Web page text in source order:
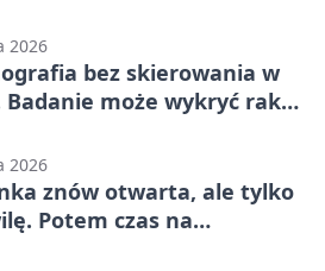
2026
bez skierowania w
Badanie może wykryć raka,
2026
znów otwarta, ale tylko
Potem czas na